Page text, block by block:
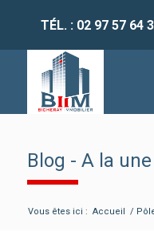
TÉL. : 02 97 57 64
Blog - A la une
Vous êtes ici : Accueil /